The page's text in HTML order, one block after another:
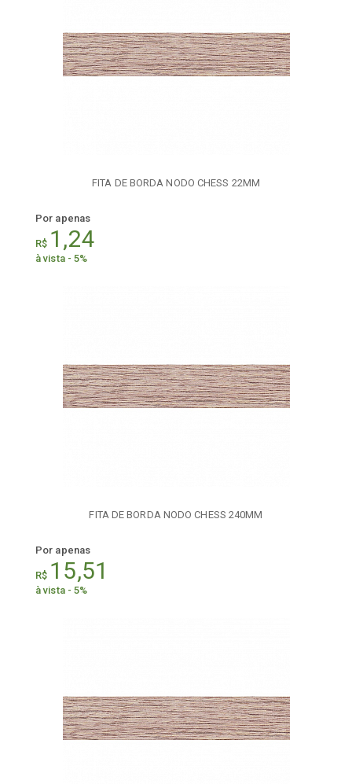
FITA DE BORDA NODO CHESS 22MM
Por apenas
R$ 1,24
à vista - 5%
FITA DE BORDA NODO CHESS 240MM
Por apenas
R$ 15,51
à vista - 5%